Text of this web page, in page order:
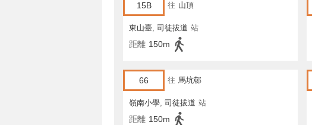
15B 往 山頂
東山臺, 司徒拔道 站
距離 150m
66 往 馬坑邨
嶺南小學, 司徒拔道 站
距離 150m